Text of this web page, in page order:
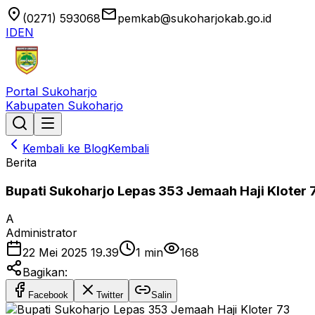
location_on (0271) 593068emailpemkab@sukoharjokab.go.id
IDEN
Portal Sukoharjo
Kabupaten Sukoharjo
Kembali ke BlogKembali
Berita
Bupati Sukoharjo Lepas 353 Jemaah Haji Kloter
A
Administrator
22 Mei 2025 19.39
1 min
168
Bagikan:
Facebook Twitter Salin